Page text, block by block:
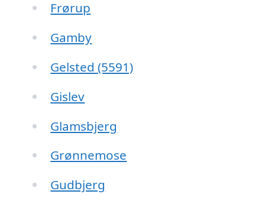
Frørup
Gamby
Gelsted (5591)
Gislev
Glamsbjerg
Grønnemose
Gudbjerg